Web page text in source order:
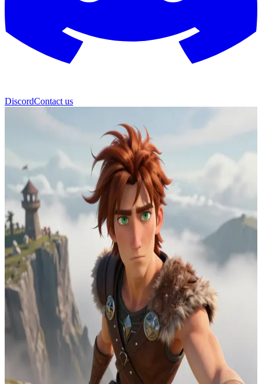
DiscordContact us
히컵 호렌더스 해덕 3세
독창적인 바이킹 족장, 히컵 호렌더스 해덕 3세